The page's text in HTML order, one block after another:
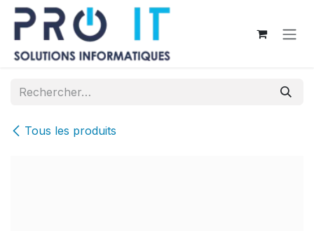
Se rendre au contenu
Tous les produits